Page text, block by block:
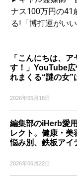
ナス100万円の41
る!「博打運がい
「こんにちは、ア
す！」YouTube広
れまくる“謎の女
2026年05月18日
編集部のiHerb愛
レクト。健康・美
悩み別、鉄板ア
2026年06月22日